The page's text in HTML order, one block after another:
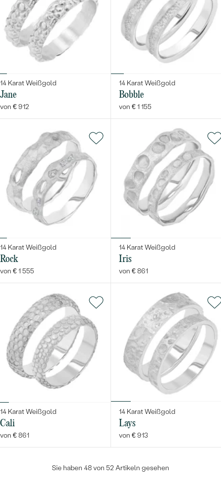
14 Karat Weißgold
Jane
von € 912
14 Karat Weißgold
Bobble
von € 1 155
14 Karat Weißgold
Rock
von € 1 555
14 Karat Weißgold
Iris
von € 861
14 Karat Weißgold
Cali
von € 861
14 Karat Weißgold
Lays
von € 913
Sie haben 48 von 52 Artikeln gesehen